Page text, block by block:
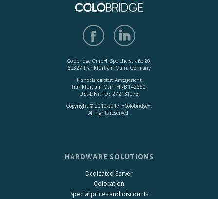
Colobridge GmbH, Speicherstraße 20,
60327 Frankfurt am Main, Germany
Handelsregister: Amtsgericht
Frankfurt am Main HRB 142650,
USt-IdNr.: DE 272131073
Copyright © 2010-2017 «Colobridge».
All rights reserved.
HARDWARE SOLUTIONS
Dedicated Server
Colocation
Special prices and discounts